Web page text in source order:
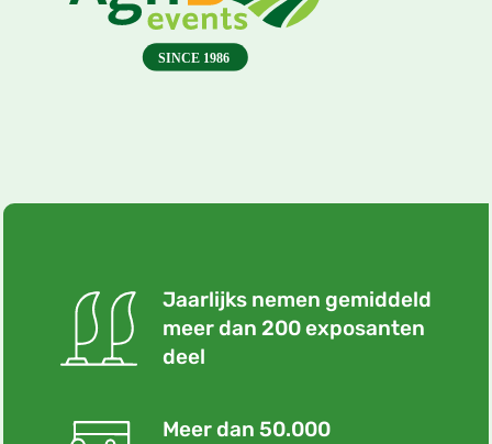
Jaarlijks nemen gemiddeld
meer dan 200 exposanten
deel
Meer dan 50.000